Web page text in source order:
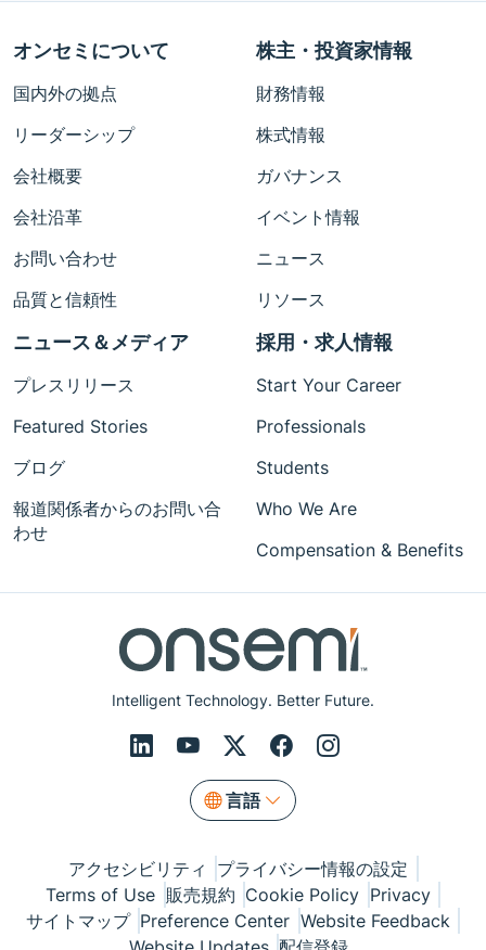
Intelligent Technology. Better Future.
言語
オンセミについて
国内外の拠点
リーダーシップ
会社概要
会社沿革
お問い合わせ
品質と信頼性
株主・投資家情報
財務情報
株式情報
ガバナンス
イベント情報
ニュース
リソース
ニュース＆メディア
プレスリリース
Featured Stories
ブログ
報道関係者からのお問い合
わせ
採用・求人情報
Start Your Career
Professionals
Students
Who We Are
Compensation & Benefits
アクセシビリティ
プライバシー情報の設定
Terms of Use 販売規約 Cookie Policy Privacy
サイトマップ Preference Center Website Feedback